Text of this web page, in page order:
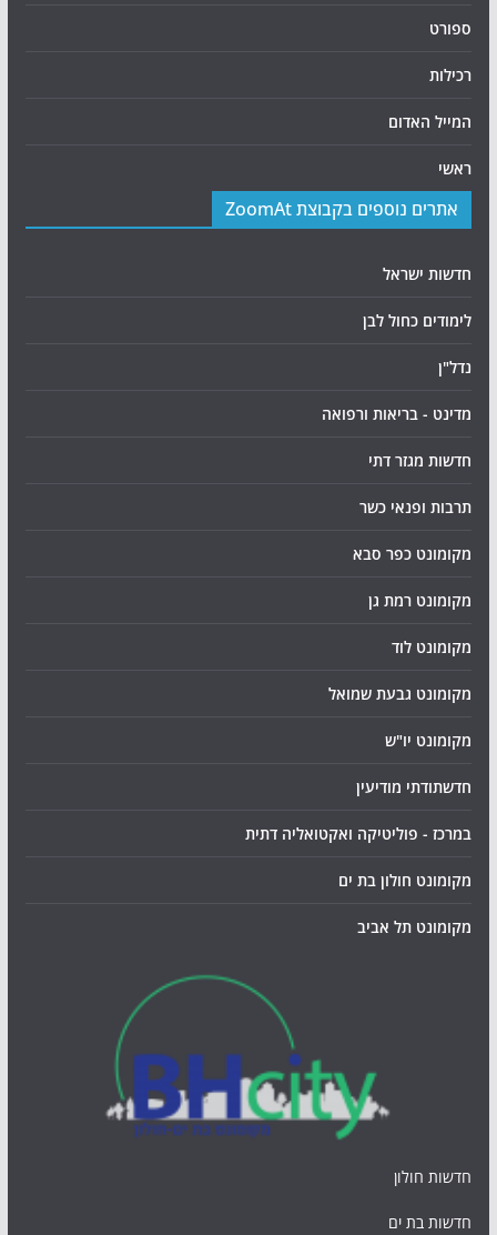
ספורט
רכילות
המייל האדום
ראשי
אתרים נוספים בקבוצת ZoomAt
חדשות ישראל
לימודים כחול לבן
נדל"ן
מדינט - בריאות ורפואה
חדשות מגזר דתי
תרבות ופנאי כשר
מקומונט כפר סבא
מקומונט רמת גן
מקומונט לוד
מקומונט גבעת שמואל
מקומונט יו"ש
חדשתודתי מודיעין
במרכז - פוליטיקה ואקטואליה דתית
מקומונט חולון בת ים
מקומונט תל אביב
חדשות חולון
חדשות בת ים